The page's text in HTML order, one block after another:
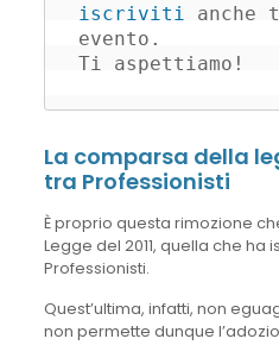
iscriviti anche
evento.
Ti aspettiamo!
La comparsa della
tra Professionisti
È proprio questa rimozione
Legge del 2011, quella che ha
Professionisti.
Quest’ultima, infatti, non
non permette dunque